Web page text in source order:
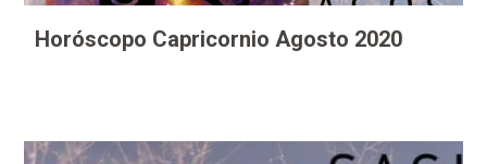
Horóscopo Capricornio Agosto 2020